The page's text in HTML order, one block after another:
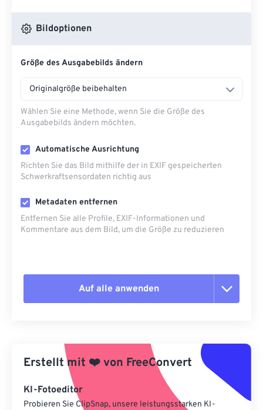
Bildoptionen
Größe des Ausgabebilds ändern
Originalgröße beibehalten
Wählen Sie eine Methode, wenn Sie die Größe des
Ausgabebilds ändern möchten.
Automatische Ausrichtung
Richten Sie das Bild mithilfe der in EXIF ​​gespeicherten
Schwerkraftsensordaten richtig aus
Metadaten entfernen
Entfernen Sie alle Profile, EXIF-Informationen und
Kommentare aus dem Bild, um die Größe zu reduzieren
Auf alle anwenden
Aus Vorgabe anwenden
Als Vorgabe speichern
Erstellt mit ❤️von FreeConvert
KI-Fotoeditor
Probieren Sie ClipSnap, unsere leistungsstarken KI-